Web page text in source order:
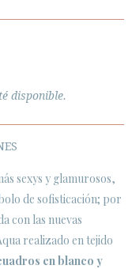
 
© 2026 PURA LOPEZ
disponible.
sexys y glamurosos,
de sofisticación; por
con las nuevas
realizado en tejido
en blanco y